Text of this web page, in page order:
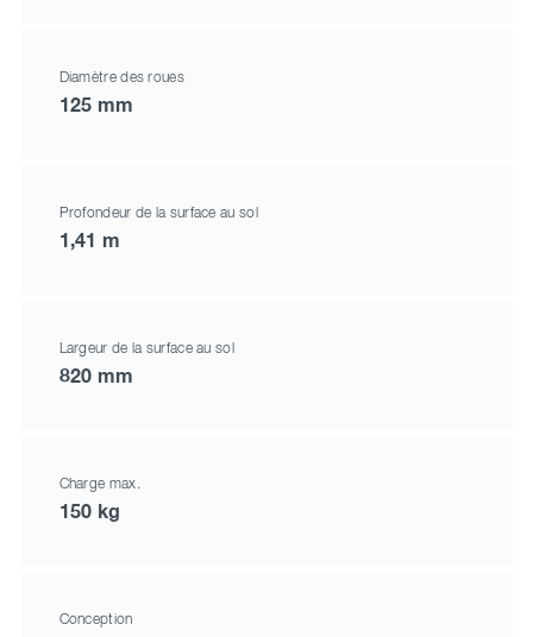
Diamètre des roues
125 mm
Profondeur de la surface au sol
1,41 m
Largeur de la surface au sol
820 mm
Charge max.
150 kg
Conception